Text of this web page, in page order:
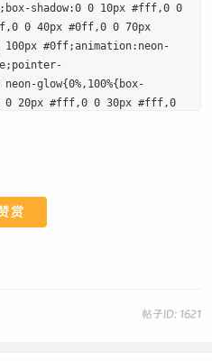
shadow:0 0 10px #fff,0 0
0 40px #0ff,0 0 70px
#0ff;animation:neon-
glow{0%,100%{box-
0 20px #fff,0 0 30px #fff,0
赏
帖子ID: 1621